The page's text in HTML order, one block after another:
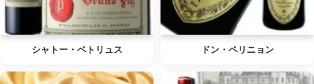
シャトー・ペトリュス ドン・ペリニョン